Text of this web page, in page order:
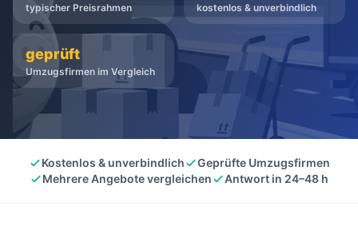
typischer Preisrahmen kostenlos & unverbindlich
geprüft
Umzugsfirmen im Vergleich
Kostenlos & unverbindlich
Geprüfte Umzugsfirmen
Mehrere Angebote vergleichen
Antwort in 24–48 h